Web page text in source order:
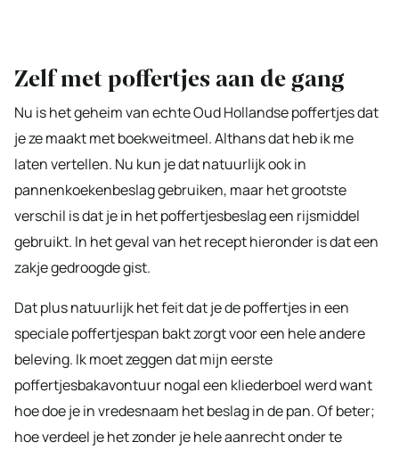
Zelf met poffertjes aan de gang
Nu is het geheim van echte Oud Hollandse poffertjes dat
je ze maakt met boekweitmeel. Althans dat heb ik me
laten vertellen. Nu kun je dat natuurlijk ook in
pannenkoekenbeslag gebruiken, maar het grootste
verschil is dat je in het poffertjesbeslag een rijsmiddel
gebruikt. In het geval van het recept hieronder is dat een
zakje gedroogde gist.
Dat plus natuurlijk het feit dat je de poffertjes in een
speciale poffertjespan bakt zorgt voor een hele andere
beleving. Ik moet zeggen dat mijn eerste
poffertjesbakavontuur nogal een kliederboel werd want
hoe doe je in vredesnaam het beslag in de pan. Of beter;
hoe verdeel je het zonder je hele aanrecht onder te